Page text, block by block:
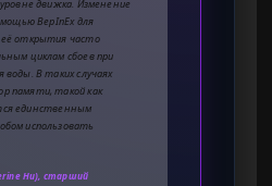
движка. Изменение
BepInEx для
открытия часто
циклам сбоев при
В таких случаях
памяти, такой как
единственным
использовать
Hu), старший